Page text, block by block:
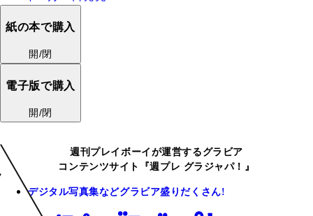
紙の本で購入
開/閉
電子版で購入
開/閉
週刊プレイボーイが運営するグラビア
コンテンツサイト『週プレ グラジャパ！』
デジタル写真集などグラビア盛りだくさん!